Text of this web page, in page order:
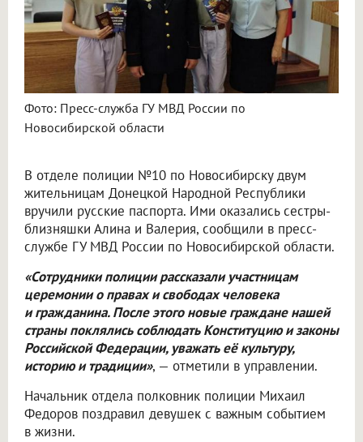
Фото: Пресс-служба ГУ МВД России по
Новосибирской области
В отделе полиции №10 по Новосибирску двум
жительницам Донецкой Народной Республики
вручили русские паспорта. Ими оказались сестры-
близняшки Алина и Валерия, сообщили в пресс-
службе ГУ МВД России по Новосибирской области.
«Сотрудники полиции рассказали участницам
церемонии о правах и свободах человека
и гражданина. После этого новые граждане нашей
страны поклялись соблюдать Конституцию и законы
Российской Федерации, уважать её культуру,
историю и традиции», — отметили в управлении.
Начальник отдела полковник полиции Михаил
Федоров поздравил девушек с важным событием
в жизни.